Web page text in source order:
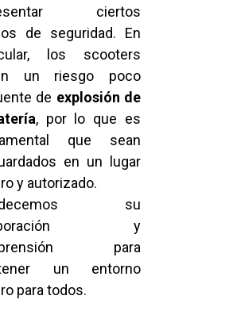
ciertos
de seguridad. En
los scooters
un riesgo poco
de explosión de
, por lo que es
que sean
en un lugar
y autorizado.
su
y
para
un entorno
para todos.